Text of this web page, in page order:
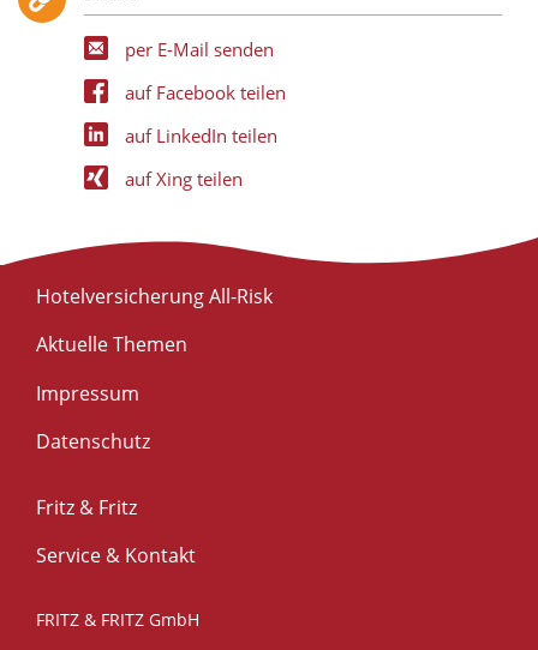
per E-Mail senden
auf Facebook teilen
auf LinkedIn teilen
auf Xing teilen
Hotelversicherung All-Risk
Aktuelle Themen
Impressum
Datenschutz
Fritz & Fritz
Service & Kontakt
FRITZ & FRITZ GmbH